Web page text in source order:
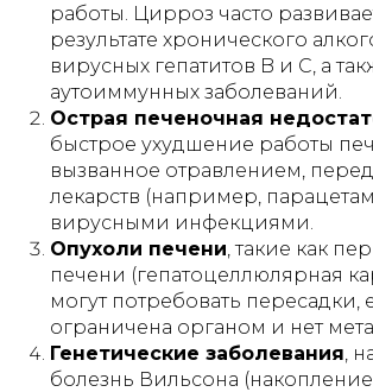
работы. Цирроз часто
результате хронического
вирусных гепатитов B и C, а
аутоиммунных заболеваний.
Острая печеночная
быстрое ухудшение работы
вызванное отравлением,
лекарств (например,
вирусными инфекциями.
Опухоли печени, такие как
печени (гепатоцеллюлярная
могут потребовать пересадки,
ограничена органом и нет
Генетические заболевания,
болезнь Вильсона